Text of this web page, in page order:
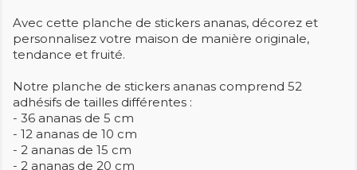
Avec cette planche de stickers ananas, décorez et
personnalisez votre maison de manière originale,
tendance et fruité.
Notre planche de stickers ananas comprend 52
adhésifs de tailles différentes :
- 36 ananas de 5 cm
- 12 ananas de 10 cm
- 2 ananas de 15 cm
- 2 ananas de 20 cm